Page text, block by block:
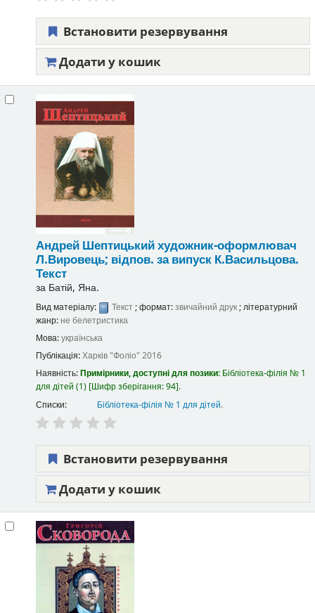
Встановити резервування
Додати у кошик
Андрей Шептицькийхудожник-оформлювач
Л.Вировець; відпов. за випуск К.Васильцова.
Текст
за Батій, Яна.
Вид матеріалу: Текст; формат:звичайний друк; літературний
жанр: не белетристика
Мова:українська
Публікація:Харків"Фоліо" 2016
Наявність:Примірники, доступні для позики: Бібліотека-філія № 1
для дітей (1) Шифр зберігання:94 .
Списки:
Бібліотека-філія № 1 для дітей.
Встановити резервування
Додати у кошик